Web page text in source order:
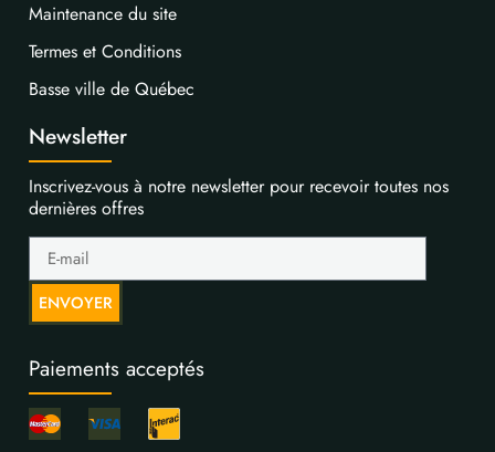
Maintenance du site
Termes et Conditions
Basse ville de Québec
Newsletter
Inscrivez-vous à notre newsletter pour recevoir toutes nos
dernières offres
ENVOYER
Paiements acceptés